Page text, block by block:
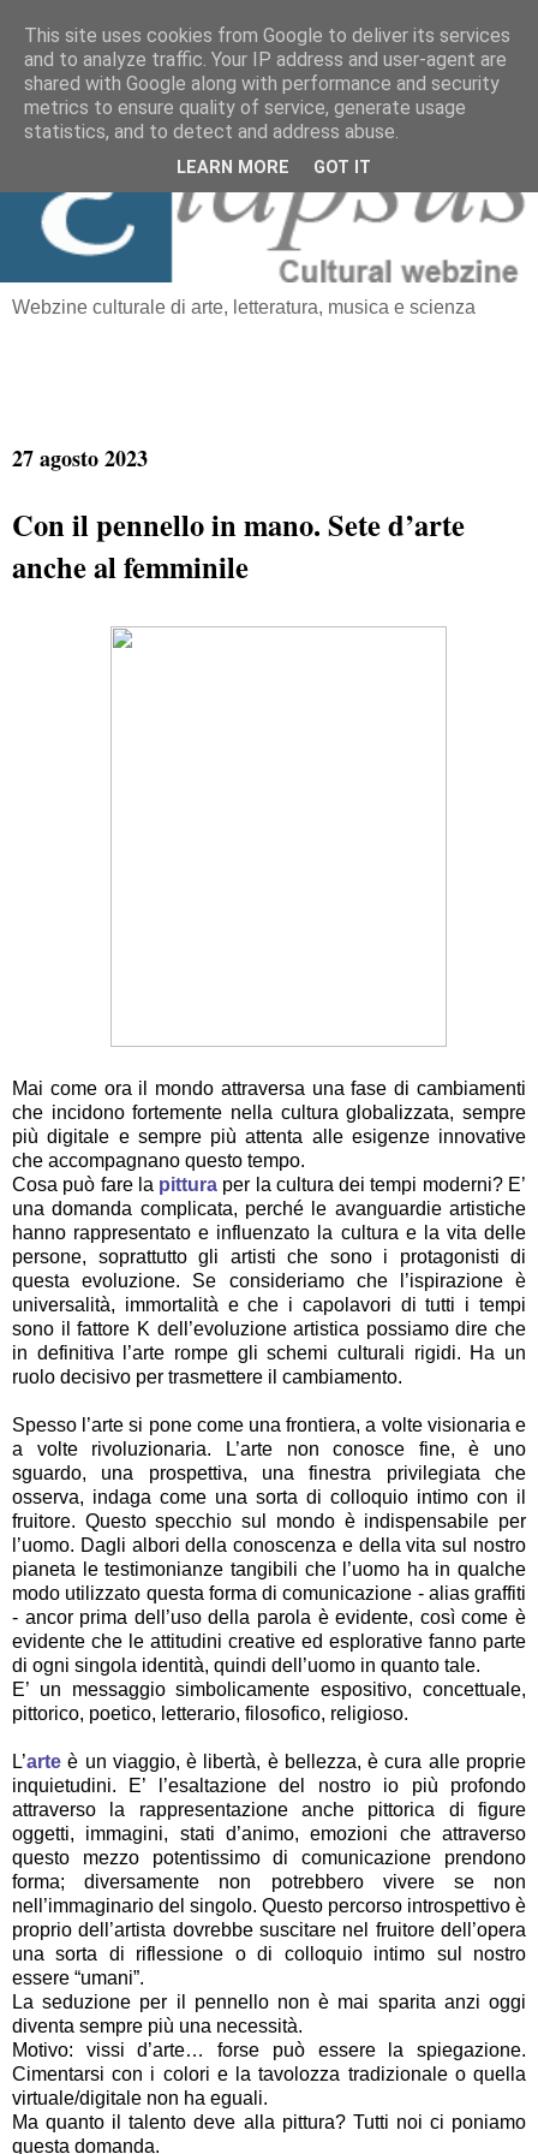
≡ Elapsus
Webzine culturale di arte, letteratura, musica e scienza
27 agosto 2023
Con il pennello in mano. Sete d’arte
anche al femminile
Mai come ora il mondo attraversa una fase di cambiamenti
che incidono fortemente nella cultura globalizzata, sempre
più digitale e sempre più attenta alle esigenze innovative
che accompagnano questo tempo.
Cosa può fare la pittura per la cultura dei tempi moderni? E’
una domanda complicata, perché le avanguardie artistiche
hanno rappresentato e influenzato la cultura e la vita delle
persone, soprattutto gli artisti che sono i protagonisti di
questa evoluzione. Se consideriamo che l’ispirazione è
universalità, immortalità e che i capolavori di tutti i tempi
sono il fattore K dell’evoluzione artistica possiamo dire che
in definitiva l’arte rompe gli schemi culturali rigidi. Ha un
ruolo decisivo per trasmettere il cambiamento.
Spesso l’arte si pone come una frontiera, a volte visionaria e
a volte rivoluzionaria. L’arte non conosce fine, è uno
sguardo, una prospettiva, una finestra privilegiata che
osserva, indaga come una sorta di colloquio intimo con il
fruitore. Questo specchio sul mondo è indispensabile per
l’uomo. Dagli albori della conoscenza e della vita sul nostro
pianeta le testimonianze tangibili che l’uomo ha in qualche
modo utilizzato questa forma di comunicazione - alias graffiti
- ancor prima dell’uso della parola è evidente, così come è
evidente che le attitudini creative ed esplorative fanno parte
di ogni singola identità, quindi dell’uomo in quanto tale.
E’ un messaggio simbolicamente espositivo, concettuale,
pittorico, poetico, letterario, filosofico, religioso.
L’arte è un viaggio, è libertà, è bellezza, è cura alle proprie
inquietudini. E’ l’esaltazione del nostro io più profondo
attraverso la rappresentazione anche pittorica di figure
oggetti, immagini, stati d’animo, emozioni che attraverso
questo mezzo potentissimo di comunicazione prendono
forma; diversamente non potrebbero vivere se non
nell’immaginario del singolo. Questo percorso introspettivo è
proprio dell’artista dovrebbe suscitare nel fruitore dell’opera
una sorta di riflessione o di colloquio intimo sul nostro
essere “umani”.
La seduzione per il pennello non è mai sparita anzi oggi
diventa sempre più una necessità.
Motivo: vissi d’arte… forse può essere la spiegazione.
Cimentarsi con i colori e la tavolozza tradizionale o quella
virtuale/digitale non ha eguali.
Ma quanto il talento deve alla pittura? Tutti noi ci poniamo
questa domanda.
This site uses cookies from Google to deliver its services
and to analyze traffic. Your IP address and user-agent are
shared with Google along with performance and security
metrics to ensure quality of service, generate usage
statistics, and to detect and address abuse.
LEARN MORE GOT IT